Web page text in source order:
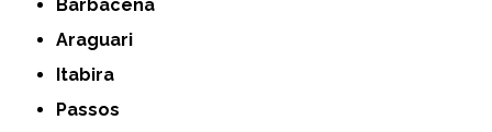
Barbacena
Araguari
Itabira
Passos